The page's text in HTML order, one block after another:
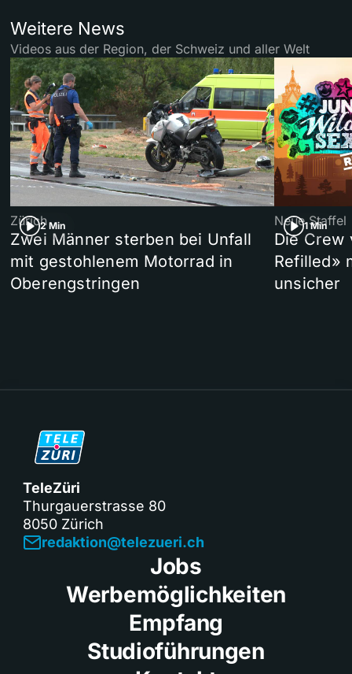
Weitere News
Videos aus der Region, der Schweiz und aller Welt
2 Min
Zürich
Zwei Männer sterben bei Unfall
mit gestohlenem Motorrad in
Oberengstringen
1 Min
Neue Staffel
Die Crew
Refilled»
unsicher
TeleZüri
Thurgauerstrasse 80
8050 Zürich
redaktion@telezueri.ch
Jobs
Werbemöglichkeiten
Empfang
Studioführungen